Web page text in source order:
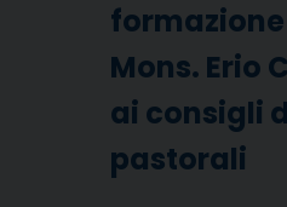
Mons. Erio
ai consigli
pastorali